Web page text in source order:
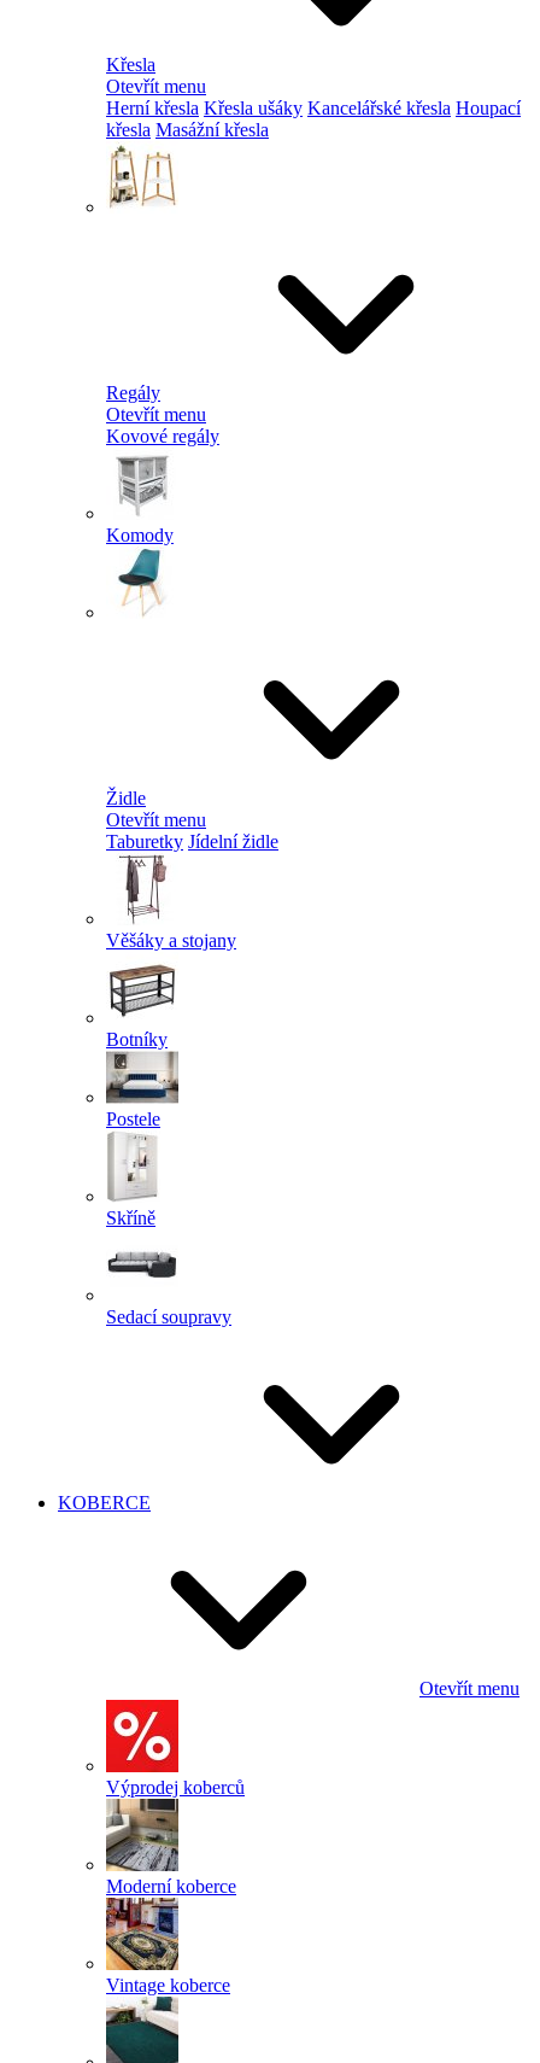
Křesla
Otevřít menu
Herní křesla Křesla ušáky Kancelářské křesla Houpací
křesla Masážní křesla
Regály
Otevřít menu
Kovové regály
Komody
Židle
Otevřít menu
Taburetky Jídelní židle
Věšáky a stojany
Botníky
Postele
Skříně
Sedací soupravy
KOBERCE
Otevřít menu
Výprodej koberců
Moderní koberce
Vintage koberce